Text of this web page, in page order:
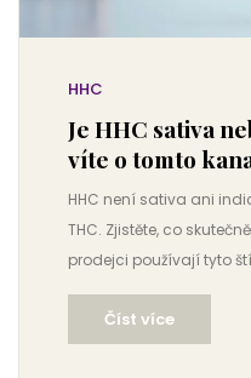
HHC
Je HHC sativa
víte o tomto
HHC není sativa ani
THC. Zjistěte, co
prodejci používají tyto
produkt.
Číst více